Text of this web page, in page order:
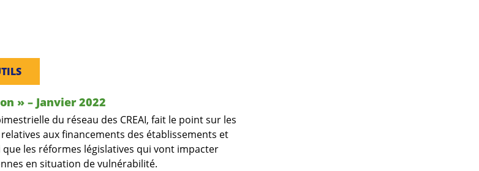
» – Janvier 2022
du réseau des CREAI, fait le point sur les
aux financements des établissements et
les réformes législatives qui vont impacter
en situation de vulnérabilité.